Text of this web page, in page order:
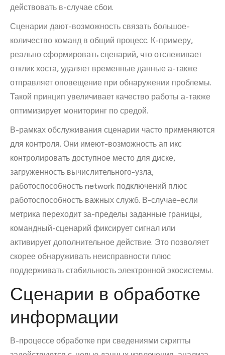
действовать в-случае сбои.
Сценарии дают-возможность связать большое-
количество команд в общий процесс. К-примеру,
реально сформировать сценарий, что отслеживает
отклик хоста, удаляет временные данные а-также
отправляет оповещение при обнаружении проблемы.
Такой принцип увеличивает качество работы а-также
оптимизирует мониторинг по средой.
В-рамках обслуживания сценарии часто применяются
для контроля. Они имеют-возможность ап икс
контролировать доступное место для диске,
загруженность вычислительного-узла,
работоспособность network подключений плюс
работоспособность важных служб. В-случае-если
метрика переходит за-пределы заданные границы,
командный-сценарий фиксирует сигнал или
активирует дополнительное действие. Это позволяет
скорее обнаруживать неисправности плюс
поддерживать стабильность электронной экосистемы.
Сценарии в обработке
информации
В-процессе обработке при сведениями скрипты